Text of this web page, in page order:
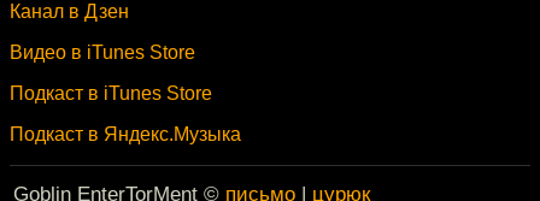
Канал в Дзен
Видео в iTunes Store
Подкаст в iTunes Store
Подкаст в Яндекс.Музыка
Goblin EnterTorMent © письмо | цурюк